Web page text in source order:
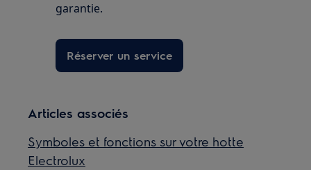
garantie.
Réserver un service
Articles associés
Symboles et fonctions sur votre hotte
Electrolux